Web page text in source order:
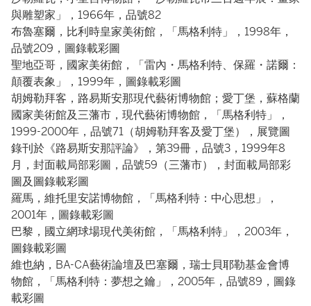
與雕塑家」，1966年，品號82
布魯塞爾，比利時皇家美術館，「馬格利特」，1998年，
品號209，圖錄載彩圖
聖地亞哥，國家美術館，「雷內・馬格利特、保羅・諾爾：
顛覆表象」，1999年，圖錄載彩圖
胡姆勒拜客，路易斯安那現代藝術博物館；愛丁堡，蘇格蘭
國家美術館及三藩市，現代藝術博物館，「馬格利特」，
1999-2000年，品號71（胡姆勒拜客及愛丁堡），展覽圖
錄刊於《路易斯安那評論》，第39冊，品號3，1999年8
月，封面載局部彩圖，品號59（三藩市），封面載局部彩
圖及圖錄載彩圖
羅馬，維托里安諾博物館，「馬格利特：中心思想」，
2001年，圖錄載彩圖
巴黎，國立網球場現代美術館，「馬格利特」，2003年，
圖錄載彩圖
維也納，BA-CA藝術論壇及巴塞爾，瑞士貝耶勒基金會博
物館，「馬格利特：夢想之鑰」，2005年，品號89，圖錄
載彩圖